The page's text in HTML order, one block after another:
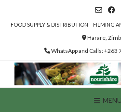
contentFOOD SUPPLY & DISTRIBUTION FILMING
Harare,
WhatsApp and Calls: +263
MENU